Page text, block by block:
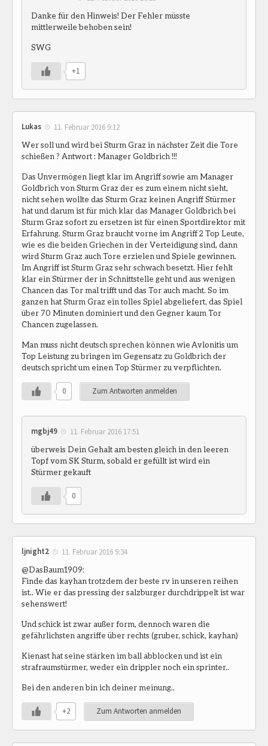
Danke für den Hinweis! Der Fehler müsste
mittlerweile behoben sein!
SWG
+1
Lukas 11. Februar 2016 9:12
Wer soll und wird bei Sturm Graz in nächster Zeit die Tore
schießen ? Antwort : Manager Goldbrich !!!
Das Unvermögen liegt klar im Angriff sowie am Manager
Goldbrich von Sturm Graz der es zum einem nicht sieht,
nicht sehen wollte das Sturm Graz keinen Angriff Stürmer
hat und darum ist für mich klar das Manager Goldbrich bei
Sturm Graz sofort zu ersetzen ist für einen Sportdirektor mit
Erfahrung. Sturm Graz braucht vorne im Angriff 2 Top Leute,
wie es die beiden Griechen in der Verteidigung sind, dann
wird Sturm Graz auch Tore erzielen und Spiele gewinnen.
Im Angriff ist Sturm Graz sehr schwach besetzt. Hier fehlt
klar ein Stürmer der in Schnittstelle geht und aus wenigen
Chancen das Tor mal trifft und das Tor auch macht. So im
ganzen hat Sturm Graz ein tolles Spiel abgeliefert, das Spiel
über 70 Minuten dominiert und den Gegner kaum Tor
Chancen zugelassen.
Man muss nicht deutsch sprechen können wie Avlonitis um
Top Leistung zu bringen im Gegensatz zu Goldbrich der
deutsch spricht um einen Top Stürmer zu verpflichten.
0 Zum Antworten anmelden
mgbj49 11. Februar 2016 17:51
überweis Dein Gehalt am besten gleich in den leeren
Topf vom SK Sturm, sobald er gefüllt ist wird ein
Stürmer gekauft
0
ljnight2 11. Februar 2016 9:34
@DasBaum1909:
Finde das kayhan trotzdem der beste rv in unseren reihen
ist.. Wie er das pressing der salzburger durchdrippelt ist war
sehenswert!
Und schick ist zwar außer form, dennoch waren die
gefährlichsten angriffe über rechts (gruber, schick, kayhan)
Kienast hat seine stärken im ball abblocken und ist ein
strafraumstürmer, weder ein drippler noch ein sprinter..
Bei den anderen bin ich deiner meinung..
+2 Zum Antworten anmelden